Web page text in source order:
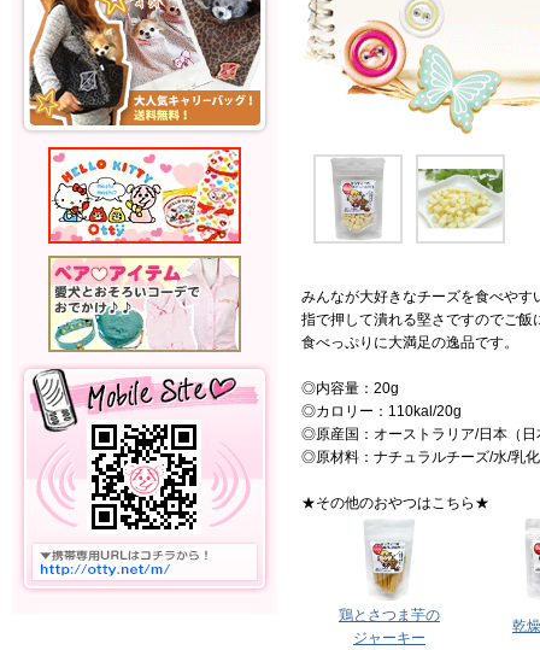
みんなが大好きなチーズを食べやす
指で押して潰れる堅さですのでご飯
食べっぷりに大満足の逸品です。
◎内容量：20g
◎カロリー：110kal/20g
◎原産国：オーストラリア/日本（日
◎原材料：ナチュラルチーズ/水/乳
★その他のおやつはこちら★
鶏とさつま芋の
ジャーキー
乾